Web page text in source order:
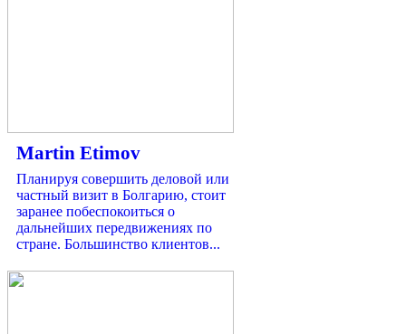
Martin Etimov
Планируя совершить деловой или
частный визит в Болгарию, стоит
заранее побеспокоиться о
дальнейших передвижениях по
стране. Большинство клиентов...